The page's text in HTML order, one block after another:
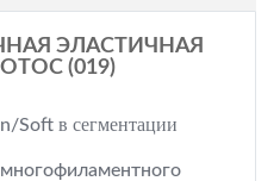
ЭЛАСТИЧНАЯ
(019)
Soft в сегментации